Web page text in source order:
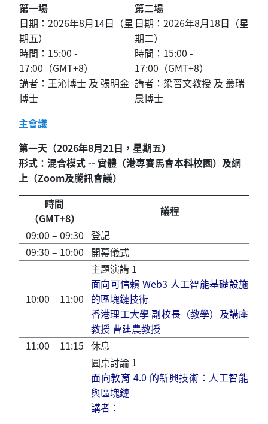
第一場
日期： 2026年8月14日（星
期五）
時間：15:00 -
17:00 （GMT+8）
講者： 王沁博士 及 張明金
博士
第二場
日期： 2026年8月18日（星
期二）
時間：15:00 -
17:00 （GMT+8）
講者： 梁晉文教授 及 叢瑞
晨博士
主會議
第一天（2026年8月21日，星期五）
形式：混合模式 -- 實體 （港專賽馬會本科校園） 及網
上 （Zoom及騰訊會議）
時間
（GMT+8）
議程
09:00 – 09:30 登記
09:30 – 10:00 開幕儀式
10:00 – 11:00
主題演講 1
面向可信賴 Web3 人工智能基礎設施
的區塊鏈技術
香港理工大學 副校長（教學）及講座
教授 曹建農教授
11:00 – 11:15 休息
圓桌討論 1
面向教育 4.0 的新興技術：人工智能
與區塊鏈
講者：